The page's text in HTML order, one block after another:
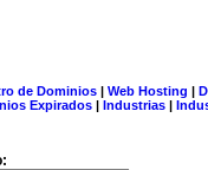
de Dominios| Web Hosting |
Expirados | Industrias |